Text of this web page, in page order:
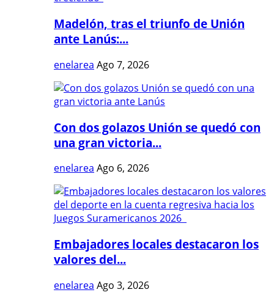
Madelón, tras el triunfo de Unión
ante Lanús:...
enelarea Ago 7, 2026
Con dos golazos Unión se quedó con
una gran victoria...
enelarea Ago 6, 2026
Embajadores locales destacaron los
valores del...
enelarea Ago 3, 2026